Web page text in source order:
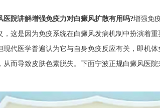
医院讲解增强免疫力对白癜风扩散有用吗?增强免
，这是因为免疫系统在白癜风发病机制中扮演着
现代医学普遍认为它与自身免疫反应有关，即机
从而导致皮肤色素脱失。下面宁波正规白癜风医